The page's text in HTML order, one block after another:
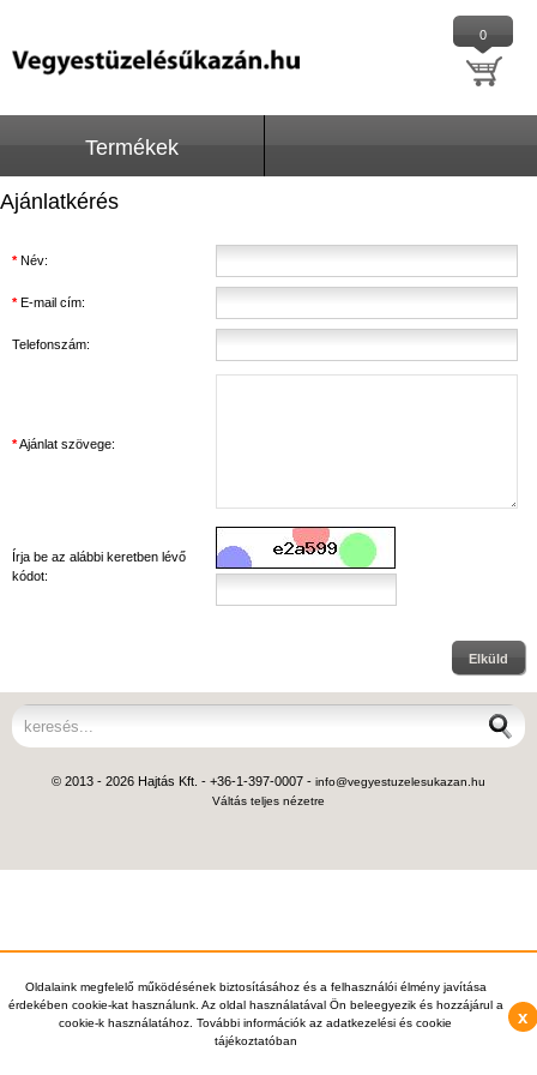
Oldalaink megfelelő működésének biztosításához és a felhasználói élmény javítása
érdekében cookie-kat használunk. Az oldal használatával Ön beleegyezik és hozzájárul a
cookie-k használatához. További információk az adatkezelési és cookie
tájékoztatóban
x
0
Termékek
Ajánlatkérés
*Név:
*E-mail cím:
Telefonszám:
*Ajánlat szövege:
Írja be az alábbi keretben lévő
kódot:
Elküld
© 2013 - 2026 Hajtás Kft. - +36-1-397-0007 - info@vegyestuzelesukazan.hu
Váltás teljes nézetre